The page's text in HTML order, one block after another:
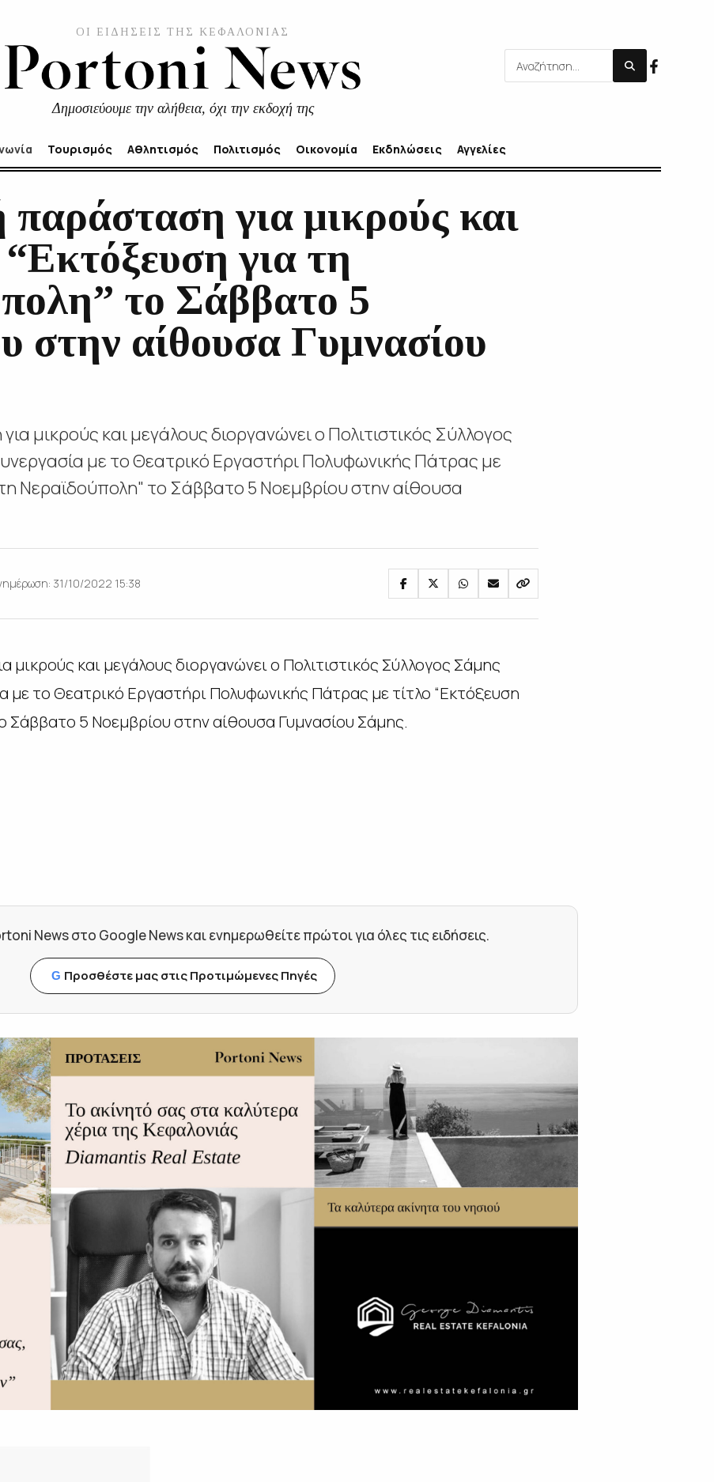
ΟΙ ΕΙΔΗΣΕΙΣ ΤΗΣ ΚΕΦΑΛΟΝΙΑΣ
Δημοσιεύουμε την αλήθεια, όχι την εκδοχή της
Τουρισμός Αθλητισμός Πολιτισμός Οικονομία Εκδηλώσεις Αγγελίες
για μικρούς και
για τη
το Σάββατο 5
στην αίθουσα Γυμνασίου
μικρούς και μεγάλους διοργανώνει ο Πολιτιστικός Σύλλογος
με το Θεατρικό Εργαστήρι Πολυφωνικής Πάτρας με
Νεραϊδούπολη" το Σάββατο 5 Νοεμβρίου στην αίθουσα
31/10/2022 15:38
και μεγάλους διοργανώνει ο Πολιτιστικός Σύλλογος Σάμης
με το Θεατρικό Εργαστήρι Πολυφωνικής Πάτρας με τίτλο “Εκτόξευση
Σάββατο 5 Νοεμβρίου στην αίθουσα Γυμνασίου Σάμης.
News στο Google News και ενημερωθείτε πρώτοι για όλες τις ειδήσεις.
G Προσθέστε μας στις Προτιμώμενες Πηγές